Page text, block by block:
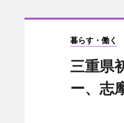
暮らす・働く
三重県
ー、志